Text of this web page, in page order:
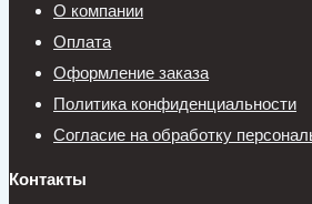
О компании
Оплата
Оформление заказа
Политика конфиденциальности
Согласие на обработку
Контакты